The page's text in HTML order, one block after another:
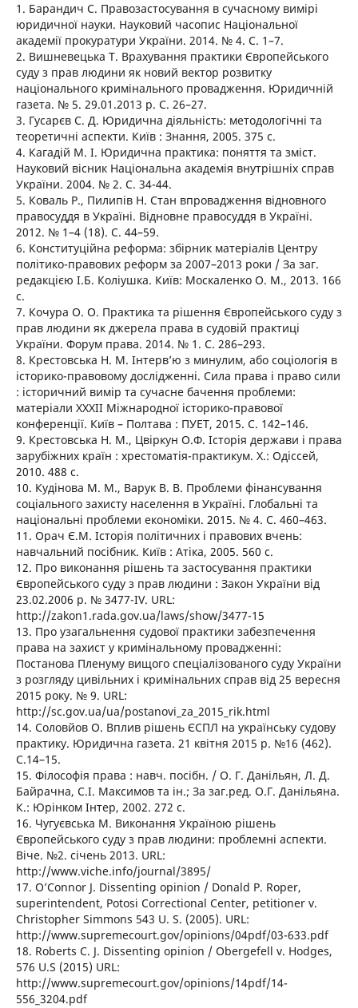
1. Барандич С. Правозастосування в сучасному вимірі
юридичної науки. Науковий часопис Національної
академії прокуратури України. 2014. № 4. С. 1–7.
2. Вишневецька Т. Врахування практики Європейського
суду з прав людини як новий вектор розвитку
національного кримінального провадження. Юридичній
газета. № 5. 29.01.2013 р. С. 26–27.
3. Гусарєв С. Д. Юридична діяльність: методологічні та
теоретичні аспекти. Київ : Знання, 2005. 375 с.
4. Кагадій М. І. Юридична практика: поняття та зміст.
Науковий вісник Національна академія внутрішніх справ
України. 2004. № 2. С. 34-44.
5. Коваль Р., Пилипів Н. Стан впровадження відновного
правосуддя в Україні. Відновне правосуддя в Україні.
2012. № 1–4 (18). С. 44–59.
6. Конституційна реформа: збірник матеріалів Центру
політико-правових реформ за 2007–2013 роки / За заг.
редакцією І.Б. Коліушка. Київ: Москаленко О. М., 2013. 166
с.
7. Кочура О. О. Практика та рішення Європейського суду з
прав людини як джерела права в судовій практиці
України. Форум права. 2014. № 1. С. 286–293.
8. Крестовська Н. М. Інтерв’ю з минулим, або соціологія в
історико-правовому дослідженні. Сила права і право сили
: історичний вимір та сучасне бачення проблеми:
матеріали XXXІІ Міжнародної історико-правової
конференції. Київ – Полтава : ПУЕТ, 2015. С. 142–146.
9. Крестовська Н. М., Цвіркун О.Ф. Історія держави і права
зарубіжних країн : хрестоматія-практикум. Х.: Одіссей,
2010. 488 с.
10. Кудінова М. М., Варук В. В. Проблеми фінансування
соціального захисту населення в Україні. Глобальні та
національні проблеми економіки. 2015. № 4. С. 460–463.
11. Орач Є.М. Історія політичних і правових вчень:
навчальний посібник. Київ : Атіка, 2005. 560 c.
12. Про виконання рішень та застосування практики
Європейського суду з прав людини : Закон України від
23.02.2006 р. № 3477-IV. URL:
http://zakon1.rada.gov.ua/laws/show/3477-15
13. Про узагальнення судової практики забезпечення
права на захист у кримінальному провадженні:
Постанова Пленуму вищого спеціалізованого суду України
з розгляду цивільних і кримінальних справ від 25 вересня
2015 року. № 9. URL:
http://sc.gov.ua/ua/postanovi_za_2015_rik.html
14. Соловйов О. Вплив рішень ЄСПЛ на українську судову
практику. Юридична газета. 21 квітня 2015 р. №16 (462).
С.14–15.
15. Філософія права : навч. посібн. / О. Г. Данільян, Л. Д.
Байрачна, С.І. Максимов та ін.; За заг.ред. О.Г. Данільяна.
К.: Юрінком Інтер, 2002. 272 с.
16. Чугуєвська М. Виконання Україною рішень
Європейського суду з прав людини: проблемні аспекти.
Віче. №2. січень 2013. URL:
http://www.viche.info/journal/3895/
17. O’Connor J. Dissenting opinion / Donald P. Roper,
superintendent, Potosi Correctional Center, petitioner v.
Christopher Simmons 543 U. S. (2005). URL:
http://www.supremecourt.gov/opinions/04pdf/03-633.pdf
18. Roberts C. J. Dissenting opinion / Obergefell v. Hodges,
576 U.S (2015) URL:
http://www.supremecourt.gov/opinions/14pdf/14-
556_3204.pdf